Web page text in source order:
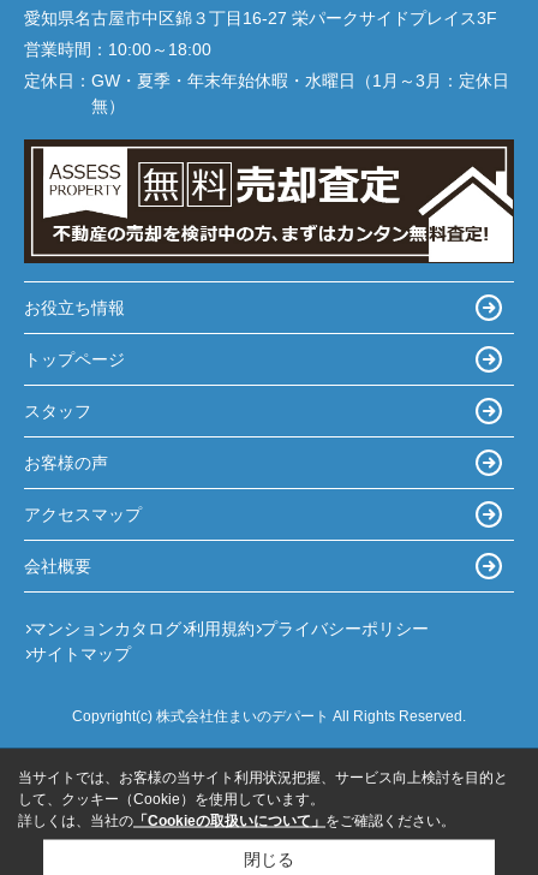
愛知県名古屋市中区錦３丁目16-27 栄パークサイドプレイス3F
営業時間： 10:00～18:00
定休日： GW・夏季・年末年始休暇・水曜日（1月～3月：定休日
無）
お役立ち情報
トップページ
スタッフ
お客様の声
アクセスマップ
会社概要
マンションカタログ 利用規約 プライバシーポリシー
サイトマップ
Copyright(c) 株式会社住まいのデパート All Rights Reserved.
当サイトでは、お客様の当サイト利用状況把握、サービス向上検討を目的と
して、クッキー（Cookie）を使用しています。
詳しくは、当社の 「Cookieの取扱いについて」 をご確認ください。
閉じる